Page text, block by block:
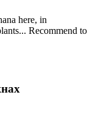
here, in
Recommend to